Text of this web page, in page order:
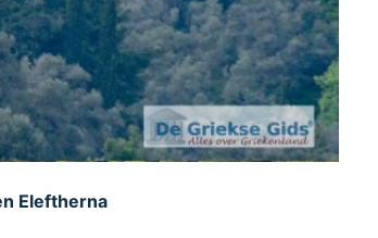
Eleftherna